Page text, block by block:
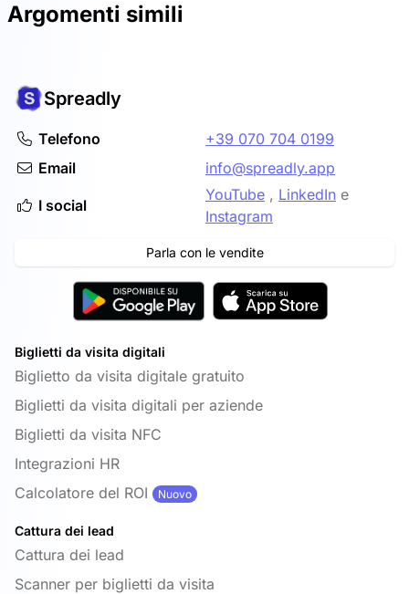
Argomenti simili
Spreadly
Telefono
+39 070 704 0199
Email
info@spreadly.app
I social
YouTube , LinkedIn e
Instagram
Parla con le vendite
Biglietti da visita digitali
Biglietto da visita digitale gratuito
Biglietti da visita digitali per aziende
Biglietti da visita NFC
Integrazioni HR
Calcolatore del ROI
Nuovo
Cattura dei lead
Cattura dei lead
Scanner per biglietti da visita